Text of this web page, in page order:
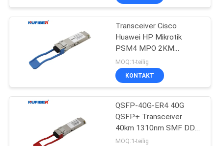
TRETEN
VERBINDUNG
NACHRICHTEN
Transceiver Cisco
Huawei HP Mikrotik
PSM4 MPO 2KM
1310nm 40G QSFP+
kompatibel
MOQ:1-teilig
KONTAKT
QSFP-40G-ER4 40G
QSFP+ Transceiver
40km 1310nm SMF DDM
FCC genehmigte
MOQ:1-teilig